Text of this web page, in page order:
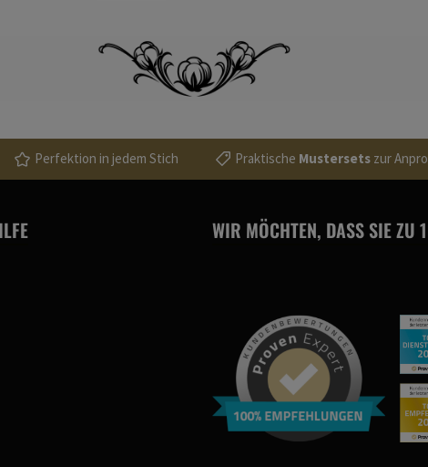
Perfektion in jedem Stich Praktische Mustersetszur
WIR MÖCHTEN, DASS SIE